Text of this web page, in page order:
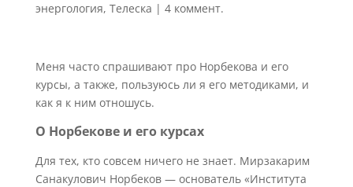
энергология, Телеска | 4 коммент.
Меня часто спрашивают про Норбекова и его
курсы, а также, пользуюсь ли я его методиками, и
как я к ним отношусь.
О Норбекове и его курсах
Для тех, кто совсем ничего не знает. Мирзакарим
Санакулович Норбеков — основатель «Института